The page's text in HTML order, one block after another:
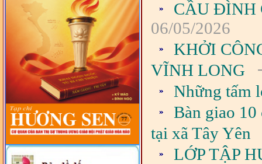
TRUNG ƯƠNG, BAN ĐẠI
DIỆN TỈNH VÀ GIÁO LÝ
VIÊN - CHUYÊN ĐỀ: NHỮNG
VẤN ĐỀ CHUNG VỀ PHÁP
LUẬT VÀ HỆ THỐNG PHÁP
LUẬT VIỆT NAM
- LỚP TẬP HUẤN LỊCH SỬ,
PHÁP LUẬT VIỆT NAM VÀ
HIẾN CHƯƠNG GIÁO HỘI
PGHH NHIỆM KỲ VI (2024-
2029) CHO TRỊ SỰ VIÊN
TRUNG ƯƠNG, BAN ĐẠI
DIỆN TỈNH VÀ GIÁO LÝ
VIÊN - CHUYÊN ĐỀ: SỰ RA
ĐỜI, BẢN CHẤT, CHỨC
NĂNG VÀ HÌNH THỨC CỦA
CẦU ĐÌNH
06/05/2026
KHỞI
VĨNH LONG
Những tấm
Bàn giao 10
tại xã Tây Yên
LỚP TẬP